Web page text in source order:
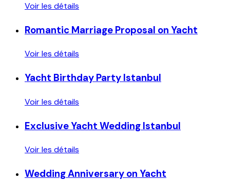
Voir les détails
Romantic Marriage Proposal on Yacht
Voir les détails
Yacht Birthday Party Istanbul
Voir les détails
Exclusive Yacht Wedding Istanbul
Voir les détails
Wedding Anniversary on Yacht